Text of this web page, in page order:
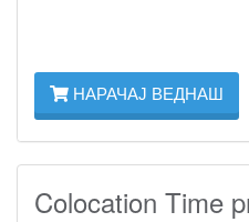
НАРАЧАЈ ВЕДНАШ
Colocation Time